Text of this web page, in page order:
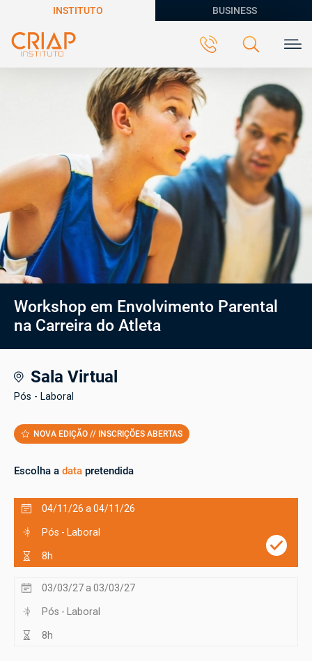
INSTITUTO BUSINESS
Workshop em Envolvimento Parental
na Carreira do Atleta
Sala Virtual
Pós - Laboral
NOVA EDIÇÃO // INSCRIÇÕES ABERTAS
Escolha a data pretendida
04/11/26 a 04/11/26
Pós - Laboral
8h
03/03/27 a 03/03/27
Pós - Laboral
8h